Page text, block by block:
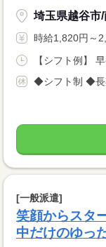
埼玉県越谷市
時給1,820円～
【シフト例】
◆シフト制 ◆長
[一般派遣]
笑顔からスタ
中だけのゆっ